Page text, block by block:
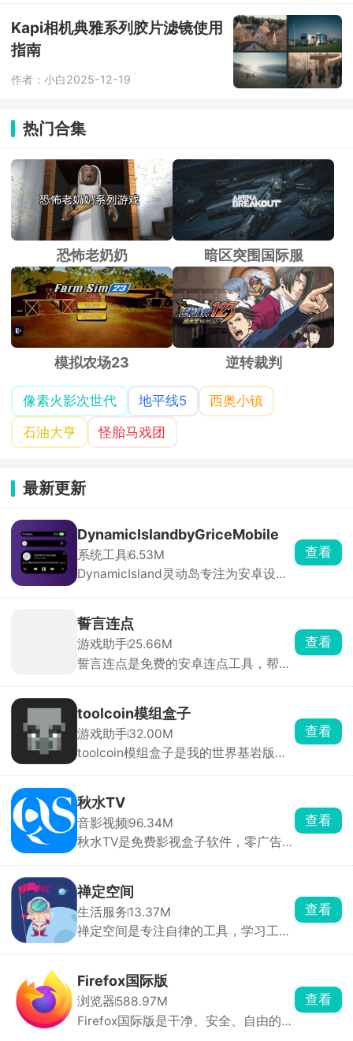
Kapi相机典雅系列胶片滤镜使用
指南
作者：小白2025-12-19
热门合集
恐怖老奶奶 暗区突围国际服
模拟农场23 逆转裁判
像素火影次世代 地平线5
西奥小镇
石油大亨
怪胎马戏团
最新更新
DynamicIslandbyGriceMobile
系统工具6.53M
DynamicIsland灵动岛专注为安卓设备
动岛的尺寸、位置、圆角、透明度，到
组件样式、通知动效、配色主题、交互
逻辑均可自由调节，用户可根据机型与
审美打造独一无二的桌面形态。
查看
誓言连点
游戏助手25.66M
誓言连点是免费的安卓连点工具，帮你
制一整套手势循环回放。参数可以自由
调整，间隔能设到毫秒，还带随机偏移
和抖动，更像真人操作，不容易被检
测。
查看
toolcoin模组盒子
游戏助手32.00M
toolcoin模组盒子是我的世界基岩版模
致闪退，点一下直接导入游戏。换装、
改画面质感直接套用，还能提前预览皮
肤全身效果，挑起来很直观。还能上传
自制皮肤、模组、地图分享给其他玩
查看
秋水TV
音影视频96.34M
秋水TV是免费影视盒子软件，零广告免
艺、动漫、纪录片全都有，播放支持多
条线路切换，家里网络卡顿可以切换
源，清晰度从标清到蓝光自由选。
查看
禅定空间
生活服务13.37M
禅定空间是专注自律的工具，学习工作
不开，弹窗通知全部屏蔽，想刷抖音、
打游戏完全没机会。后台完整记录每日
专注时长、玩手机时长、锁机次数，用
图表直观看见时间花在哪，方便复盘调
查看
Firefox国际版
浏览器588.97M
Firefox国际版是干净、安全、自由的浏
查看